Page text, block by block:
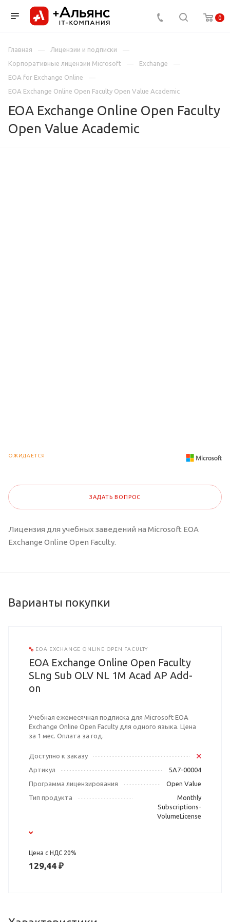
0
Главная
Лицензии и подписки
Корпоративные лицензии Microsoft
Exchange
EOA for Exchange Online
EOA Exchange Online Open Faculty Open Value Academic
EOA Exchange Online Open Faculty
Open Value Academic
ОЖИДАЕТСЯ
ЗАДАТЬ ВОПРОС
Лицензия для учебных заведений на Microsoft EOA
Exchange Online Open Faculty.
Варианты покупки
EOA EXCHANGE ONLINE OPEN FACULTY
EOA Exchange Online Open Faculty
SLng Sub OLV NL 1M Acad AP Add-
on
Учебная ежемесячная подписка для Microsoft EOA
Exchange Online Open Faculty для одного языка. Цена
за 1 мес. Оплата за год.
Доступно к заказу
Артикул
5A7-00004
Программа лицензирования
Open Value
Тип продукта
Monthly
Subscriptions-
VolumeLicense
Цена с НДС 20%
129,44 ₽